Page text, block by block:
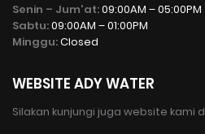
Senin – Jum'at:09:00AM – 05:00PM
Sabtu:09:00AM – 01:00PM
Minggu:Closed
WEBSITE ADY WATER
Silakan kunjungi juga website kami